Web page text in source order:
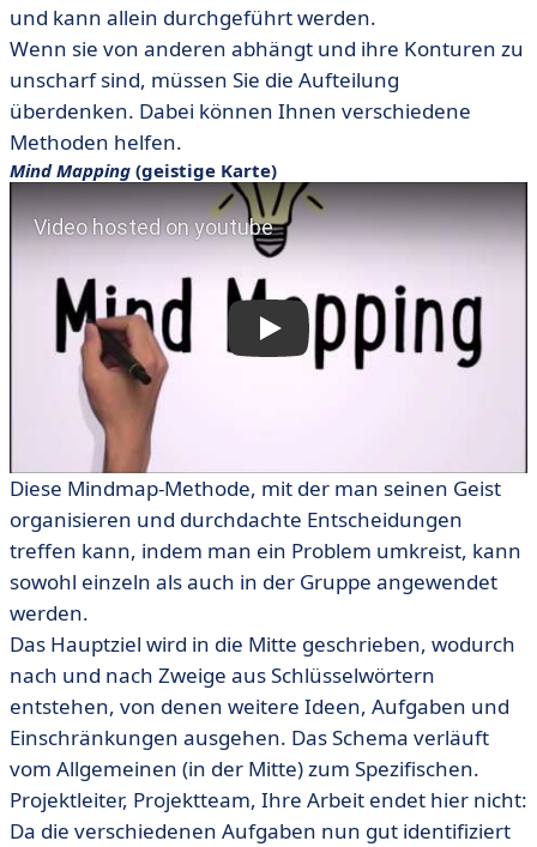
und kann allein durchgeführt werden.
Wenn sie von anderen abhängt und ihre Konturen zu
unscharf sind, müssen Sie die Aufteilung
überdenken. Dabei können Ihnen verschiedene
Methoden helfen.
Mind Mapping (geistige Karte)
Diese Mindmap-Methode, mit der man seinen Geist
organisieren und durchdachte Entscheidungen
treffen kann, indem man ein Problem umkreist, kann
sowohl einzeln als auch in der Gruppe angewendet
werden.
Das Hauptziel wird in die Mitte geschrieben, wodurch
nach und nach Zweige aus Schlüsselwörtern
entstehen, von denen weitere Ideen, Aufgaben und
Einschränkungen ausgehen. Das Schema verläuft
vom Allgemeinen (in der Mitte) zum Spezifischen.
Projektleiter, Projektteam, Ihre Arbeit endet hier nicht:
Da die verschiedenen Aufgaben nun gut identifiziert